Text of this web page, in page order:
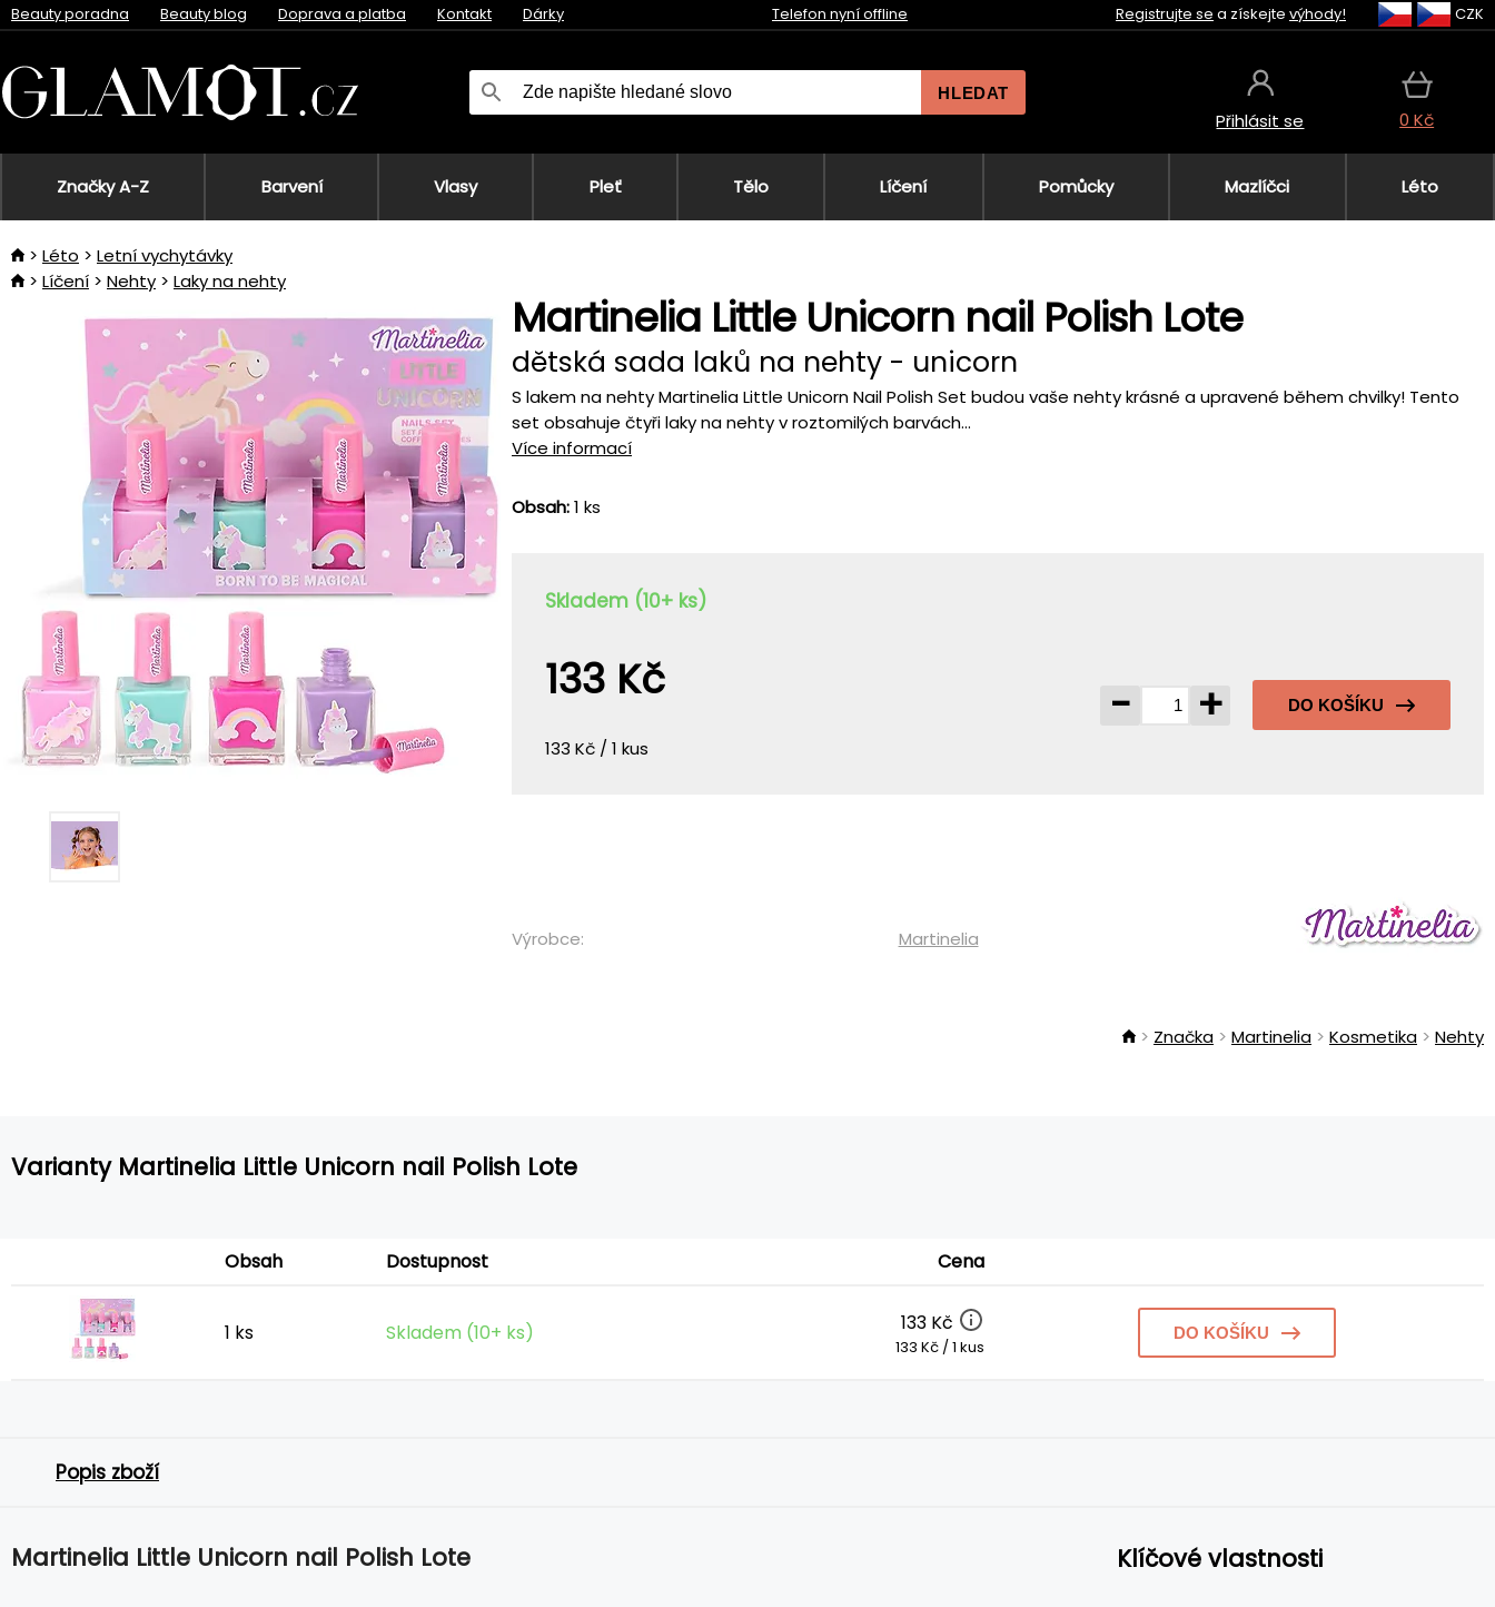
Beauty poradna Beauty blog Doprava a platba Kontakt Dárky Telefon nyní offline Registrujte se a získejte výhody! CZK
HLEDAT
Přihlásit se 0 Kč
Značky A-Z Barvení Vlasy Pleť Tělo Líčení Pomůcky Mazlíčci Léto
Léto
Letní vychytávky
Líčení
Nehty Laky na nehty
Martinelia Little Unicorn nail Polish Lote
dětská sada laků na nehty - unicorn
S lakem na nehty Martinelia Little Unicorn Nail Polish Set budou vaše nehty krásné a upravené během chvilky! Tento
set obsahuje čtyři laky na nehty v roztomilých barvách...
Více informací
Obsah:1 ks
Skladem (10+ ks)
133 Kč
133 Kč / 1 kus
- + DO KOŠÍKU
Výrobce: Martinelia
Značka Martinelia Kosmetika Nehty
Varianty Martinelia Little Unicorn nail Polish Lote
Obsah Dostupnost Cena
1 ks Skladem (10+ ks) 133 Kč
133 Kč / 1 kus
DO KOŠÍKU
Popis zboží
Martinelia Little Unicorn nail Polish Lote Klíčové vlastnosti